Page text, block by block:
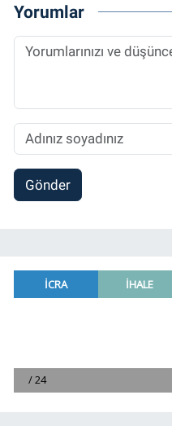
Yorumlar
Gönder